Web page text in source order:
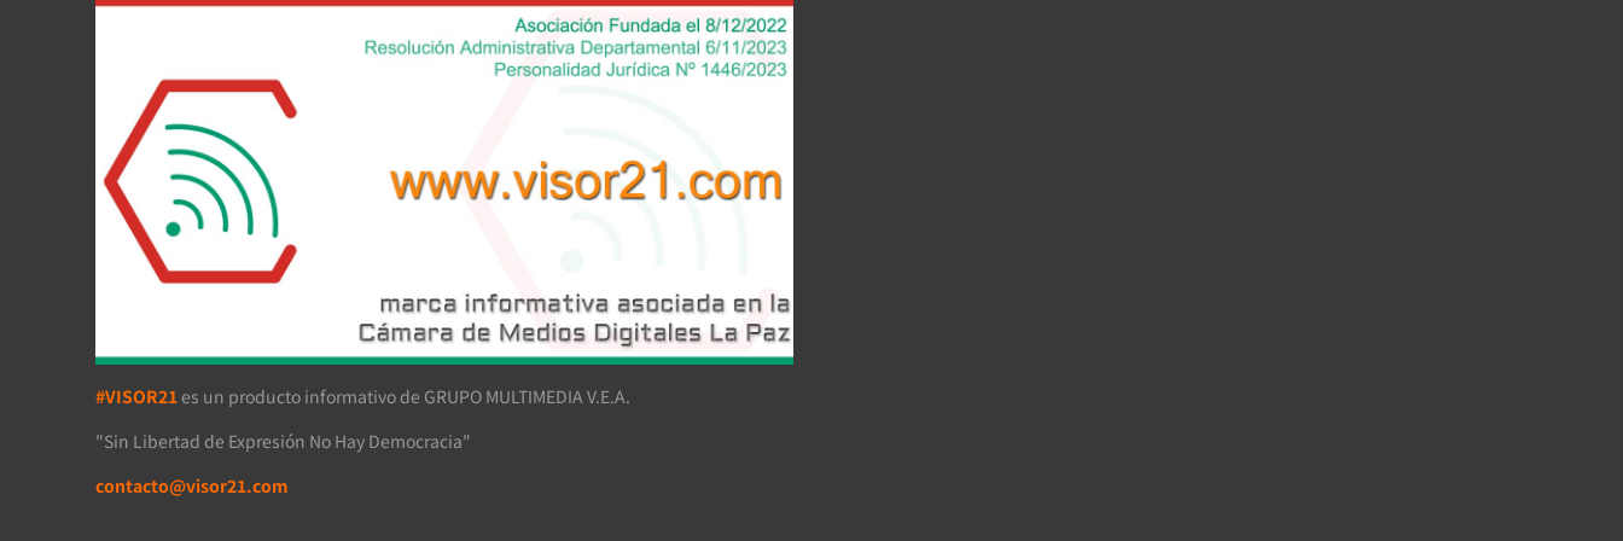
#VISOR21 es un producto informativo de GRUPO MULTIMEDIA V.E.A.
"Sin Libertad de Expresión No Hay Democracia"
contacto@visor21.com